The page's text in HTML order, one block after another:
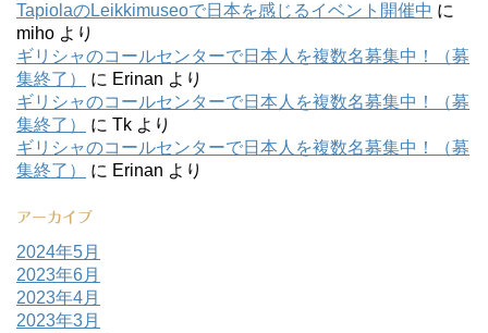
TapiolaのLeikkimuseoで日本を感じるイベント開催中 に
miho より
ギリシャのコールセンターで日本人を複数名募集中！（募
集終了）
に Erinan より
ギリシャのコールセンターで日本人を複数名募集中！（募
集終了）
に Tk より
ギリシャのコールセンターで日本人を複数名募集中！（募
集終了）
に Erinan より
アーカイブ
2024年5月
2023年6月
2023年4月
2023年3月